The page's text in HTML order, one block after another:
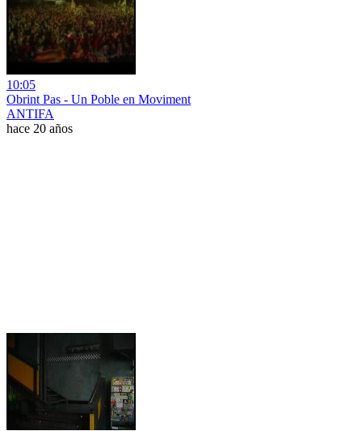
10:05
Obrint Pas - Un Poble en Moviment
ANTIFA
hace 20 años